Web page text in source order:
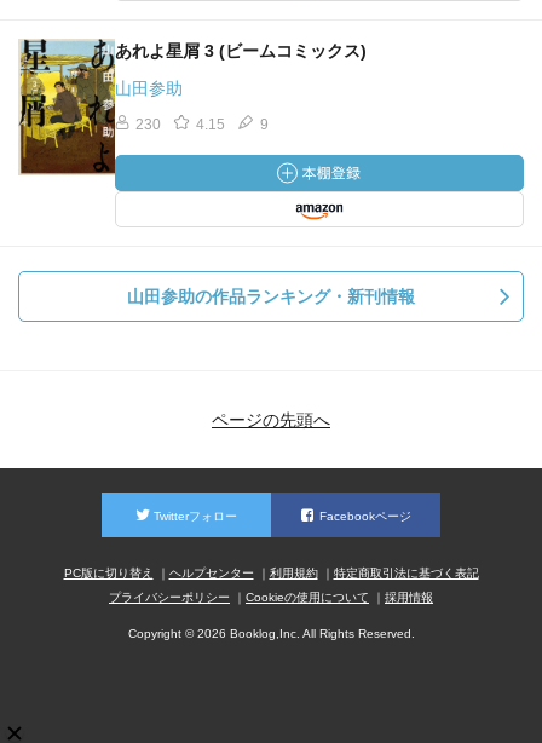
あれよ星屑 3 (ビームコミックス)
山田参助
230 4.15 9
山田参助の作品ランキング・新刊情報
ページの先頭へ
Twitterフォロー Facebookページ
PC版に切り替え ヘルプセンター 利用規約
特定商取引法に基づく表記
プライバシーポリシー
Cookieの使用について 採用情報
Copyright © 2026 Booklog,Inc. All Rights Reserved.